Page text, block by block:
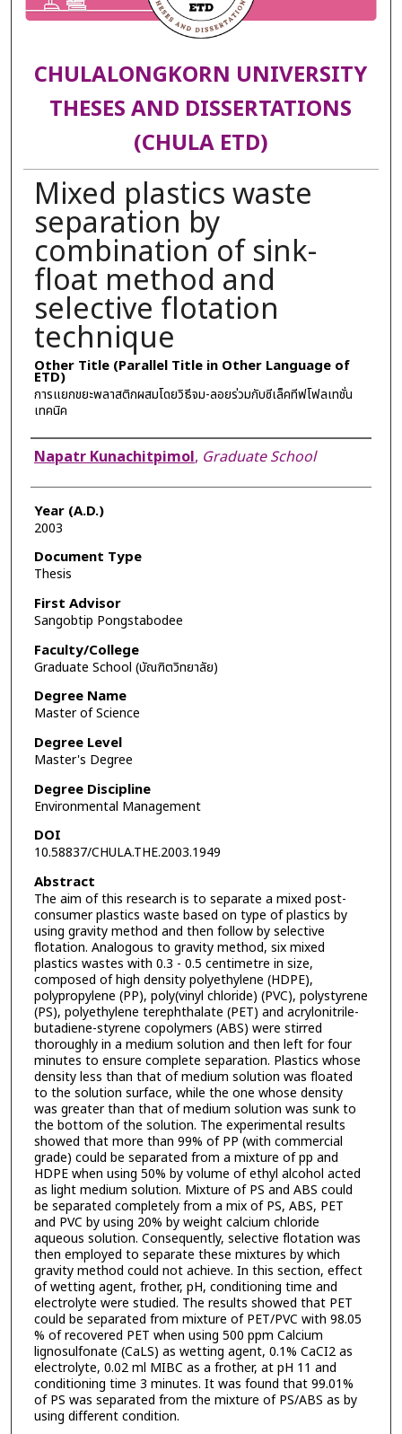
CHULALONGKORN UNIVERSITY
THESES AND DISSERTATIONS
(CHULA ETD)
Mixed plastics waste
separation by
combination of sink-
float method and
selective flotation
technique
Other Title (Parallel Title in Other Language of
ETD)
การแยกขยะพลาสติกผสมโดยวิธีจม-ลอยร่วมกับซีเล็คทีฟโฟลเทชั่น
เทคนิค
Author
Napatr Kunachitpimol, Graduate School
Year (A.D.)
2003
Document Type
Thesis
First Advisor
Sangobtip Pongstabodee
Faculty/College
Graduate School (บัณฑิตวิทยาลัย)
Degree Name
Master of Science
Degree Level
Master's Degree
Degree Discipline
Environmental Management
DOI
10.58837/CHULA.THE.2003.1949
Abstract
The aim of this research is to separate a mixed post-
consumer plastics waste based on type of plastics by
using gravity method and then follow by selective
flotation. Analogous to gravity method, six mixed
plastics wastes with 0.3 - 0.5 centimetre in size,
composed of high density polyethylene (HDPE),
polypropylene (PP), poly(vinyl chloride) (PVC), polystyrene
(PS), polyethylene terephthalate (PET) and acrylonitrile-
butadiene-styrene copolymers (ABS) were stirred
thoroughly in a medium solution and then left for four
minutes to ensure complete separation. Plastics whose
density less than that of medium solution was floated
to the solution surface, while the one whose density
was greater than that of medium solution was sunk to
the bottom of the solution. The experimental results
showed that more than 99% of PP (with commercial
grade) could be separated from a mixture of pp and
HDPE when using 50% by volume of ethyl alcohol acted
as light medium solution. Mixture of PS and ABS could
be separated completely from a mix of PS, ABS, PET
and PVC by using 20% by weight calcium chloride
aqueous solution. Consequently, selective flotation was
then employed to separate these mixtures by which
gravity method could not achieve. In this section, effect
of wetting agent, frother, pH, conditioning time and
electrolyte were studied. The results showed that PET
could be separated from mixture of PET/PVC with 98.05
% of recovered PET when using 500 ppm Calcium
lignosulfonate (CaLS) as wetting agent, 0.1% CaCI2 as
electrolyte, 0.02 ml MIBC as a frother, at pH 11 and
conditioning time 3 minutes. It was found that 99.01%
of PS was separated from the mixture of PS/ABS as by
using different condition.